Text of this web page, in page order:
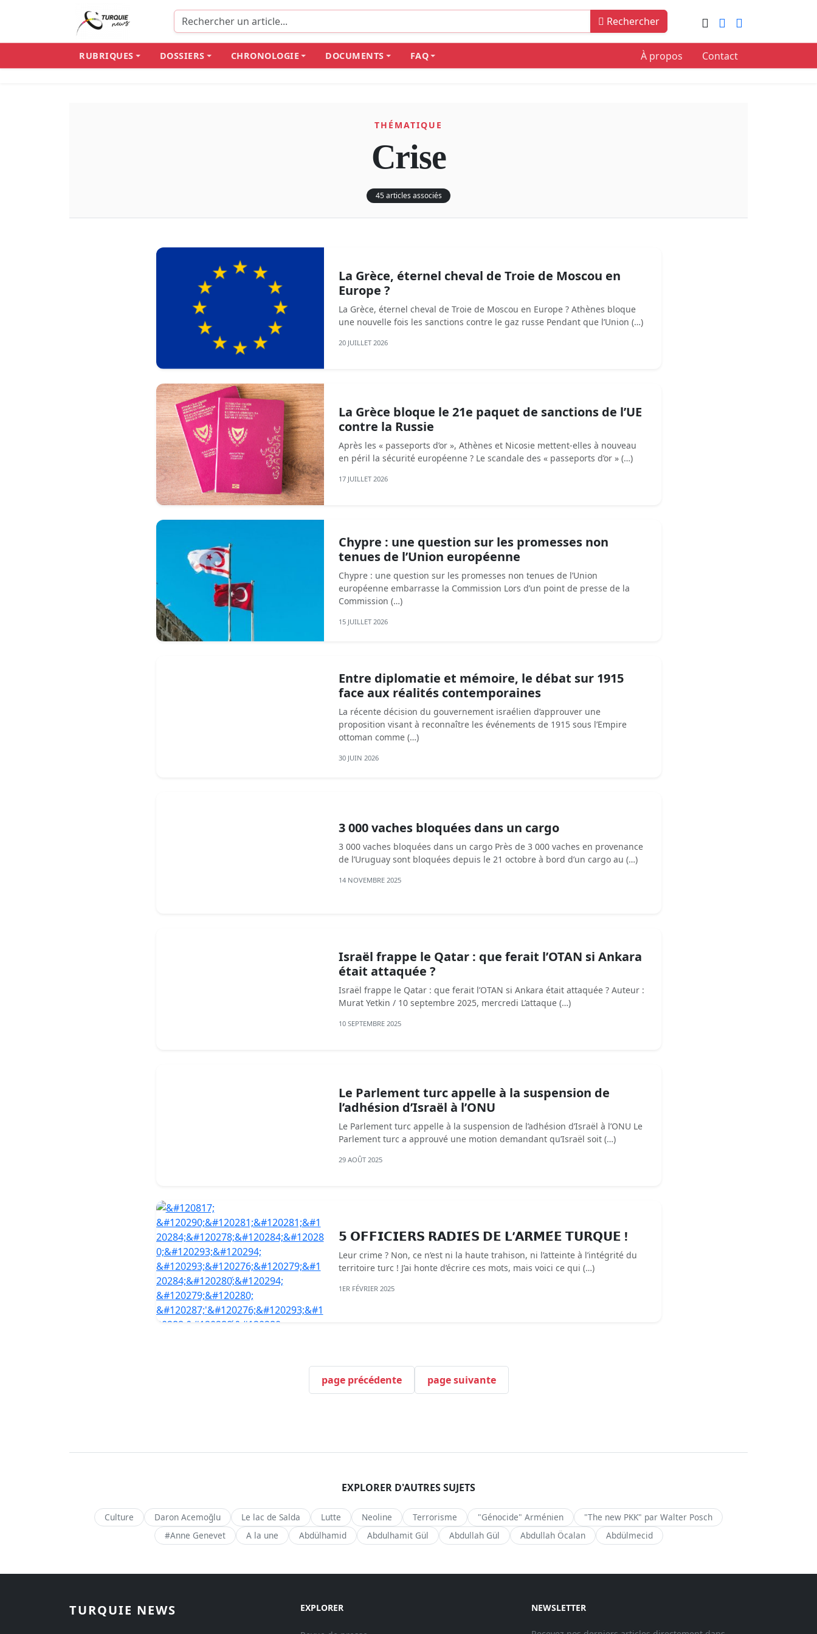
Rechercher
RUBRIQUES DOSSIERS CHRONOLOGIE DOCUMENTS FAQ À propos Contact
THÉMATIQUE
Crise
45 articles associés
La Grèce, éternel cheval de Troie de Moscou en
Europe ?
La Grèce, éternel cheval de Troie de Moscou en Europe ? Athènes bloque
une nouvelle fois les sanctions contre le gaz russe Pendant que l’Union (…)
20 JUILLET 2026
La Grèce bloque le 21e paquet de sanctions de l’UE
contre la Russie
Après les « passeports d’or », Athènes et Nicosie mettent-elles à nouveau
en péril la sécurité européenne ? Le scandale des « passeports d’or » (…)
17 JUILLET 2026
Chypre : une question sur les promesses non
tenues de l’Union européenne
Chypre : une question sur les promesses non tenues de l’Union
européenne embarrasse la Commission Lors d’un point de presse de la
Commission (…)
15 JUILLET 2026
Entre diplomatie et mémoire, le débat sur 1915
face aux réalités contemporaines
La récente décision du gouvernement israélien d’approuver une
proposition visant à reconnaître les événements de 1915 sous l’Empire
ottoman comme (…)
30 JUIN 2026
3 000 vaches bloquées dans un cargo
3 000 vaches bloquées dans un cargo Près de 3 000 vaches en provenance
de l’Uruguay sont bloquées depuis le 21 octobre à bord d’un cargo au (…)
14 NOVEMBRE 2025
Israël frappe le Qatar : que ferait l’OTAN si Ankara
était attaquée ?
Israël frappe le Qatar : que ferait l’OTAN si Ankara était attaquée ? Auteur :
Murat Yetkin / 10 septembre 2025, mercredi L’attaque (…)
10 SEPTEMBRE 2025
Le Parlement turc appelle à la suspension de
l’adhésion d’Israël à l’ONU
Le Parlement turc appelle à la suspension de l’adhésion d’Israël à l’ONU Le
Parlement turc a approuvé une motion demandant qu’Israël soit (…)
29 AOÛT 2025
𝟱 𝗢𝗙𝗙𝗜𝗖𝗜𝗘𝗥𝗦 𝗥𝗔𝗗𝗜𝗘́𝗦 𝗗𝗘 𝗟’𝗔𝗥𝗠𝗘́𝗘 𝗧𝗨𝗥𝗤𝗨𝗘 !
Leur crime ? Non, ce n’est ni la haute trahison, ni l’atteinte à l’intégrité du
territoire turc ! J’ai honte d’écrire ces mots, mais voici ce qui (…)
1ER FÉVRIER 2025
page précédente page suivante
EXPLORER D'AUTRES SUJETS
Culture Daron Acemoğlu Le lac de Salda Lutte Neoline Terrorisme "Génocide" Arménien
"The new PKK" par Walter Posch
#Anne Genevet
A la une Abdülhamid Abdulhamit Gül Abdullah Gül Abdullah Öcalan Abdülmecid
TURQUIE NEWS EXPLORER NEWSLETTER